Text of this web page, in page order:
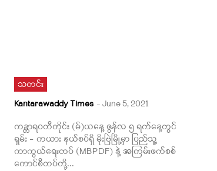
သတင်း
Kantarawaddy Times - June 5, 2021
ကန္တာရဝတီတိုင်း (မ်)ယနေ့ ဇွန်လ ၅ ရက်နေ့တွင်
ရှမ်း - ကယား နယ်စပ်ရှိ မိုးဗြဲမြို့မှာ ပြည်သူ့
ကာကွယ်ရေးတပ် (MBPDF) နဲ့ အကြမ်းဖက်စစ်
ကောင်စီတပ်တို့...